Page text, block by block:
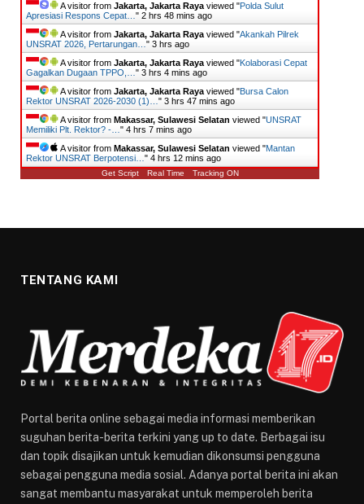
A visitor from Jakarta, Jakarta Raya viewed "Polda Sulut
Apresiasi Respons Cepat… " 2 hrs 48 mins ago
A visitor from Jakarta, Jakarta Raya viewed "Akankah Pilrek
UNSRAT 2026, Pertarungan… " 3 hrs ago
A visitor from Jakarta, Jakarta Raya viewed "Kolaborasi Cepat
Gagalkan Dugaan TPPO,… " 3 hrs 4 mins ago
A visitor from Jakarta, Jakarta Raya viewed "Bursa Calon
Rektor UNSRAT 2026-2030 (1)… " 3 hrs 47 mins ago
A visitor from Makassar, Sulawesi Selatan viewed "UNSRAT
Memiliki Plt. Rektor? -… " 4 hrs 8 mins ago
A visitor from Makassar, Sulawesi Selatan viewed "Mantan
Rektor UNSRAT Berpotensi… " 4 hrs 12 mins ago
Get Script Real Time Tracking ON
TENTANG KAMI
Portal berita online sebagai media informasi memberikan
suguhan berita-berita terkini yang up to date. Berbagai isu
dan topik disajikan untuk kemudian dikonsumsi pengguna
sebagai pengguna media sosial. Adanya portal berita ini akan
sangat membantu masyarakat untuk memperoleh berita